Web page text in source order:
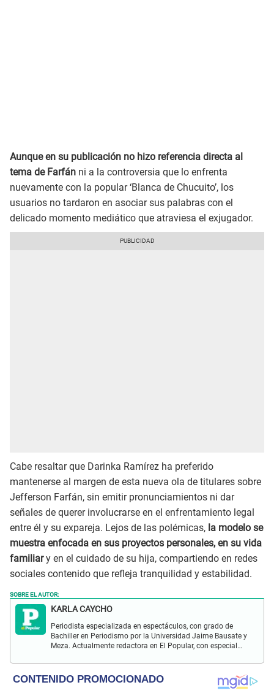
Aunque en su publicación no hizo referencia directa al
tema de Farfán ni a la controversia que lo enfrenta
nuevamente con la popular ‘Blanca de Chucuito’, los
usuarios no tardaron en asociar sus palabras con el
delicado momento mediático que atraviesa el exjugador.
Cabe resaltar que Darinka Ramírez ha preferido
mantenerse al margen de esta nueva ola de titulares sobre
Jefferson Farfán, sin emitir pronunciamientos ni dar
señales de querer involucrarse en el enfrentamiento legal
entre él y su expareja. Lejos de las polémicas, la modelo se
muestra enfocada en sus proyectos personales, en su vida
familiary en el cuidado de su hija, compartiendo en redes
sociales contenido que refleja tranquilidad y estabilidad.
SOBRE EL AUTOR:
KARLA CAYCHO
Periodista especializada en espectáculos, con grado de
Bachiller en Periodismo por la Universidad Jaime Bausate y
Meza. Actualmente redactora en El Popular, con especial
actualidad de la coyuntura nacional.